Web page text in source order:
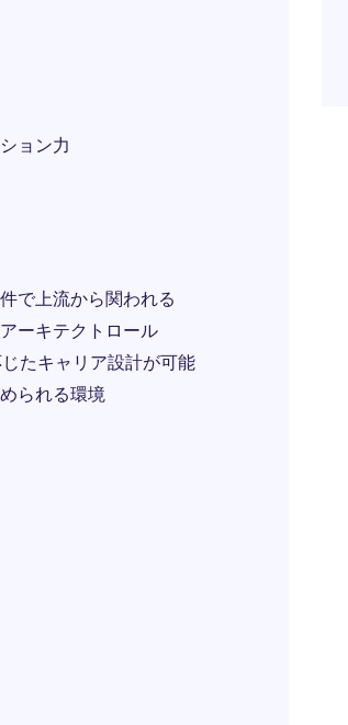
ョン力
で上流から関われる
ーキテクトロール
たキャリア設計が可能
られる環境